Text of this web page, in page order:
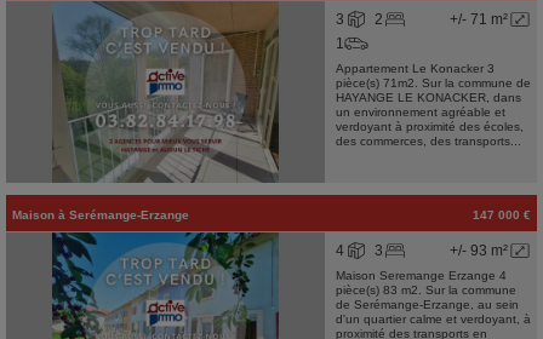
+/- 71 m²
3
2
1
Appartement Le Konacker 3
pièce(s) 71m2. Sur la commune de
HAYANGE LE KONACKER, dans
un environnement agréable et
verdoyant à proximité des écoles,
des commerces, des transports...
Maison à Serémange-Erzange 147 000 €
+/- 93 m²
4 3
Maison Seremange Erzange 4
pièce(s) 83 m2. Sur la commune
de Serémange-Erzange, au sein
d'un quartier calme et verdoyant, à
proximité des transports en